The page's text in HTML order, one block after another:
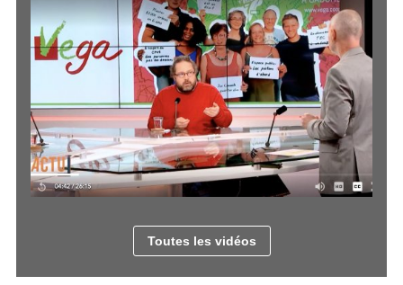
Toutes les vidéos